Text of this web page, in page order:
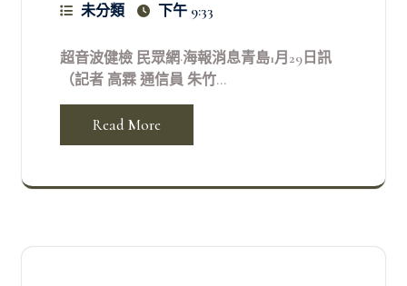
未分類
下午 9:33
超音波健檢 民眾網·海報消息青島1月29日訊
（記者 高霖 通信員 朱竹...
Read More